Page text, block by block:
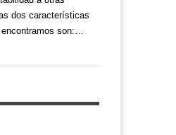
dos características
encontramos son:…